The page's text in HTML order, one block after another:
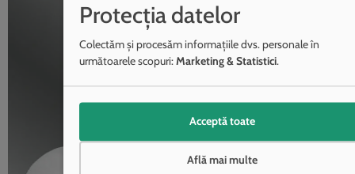
Protecția datelor
Colectăm și procesăm informațiile dvs. personale în
următoarele scopuri:Marketing & Statistici.
Află mai multe
Acceptă toate